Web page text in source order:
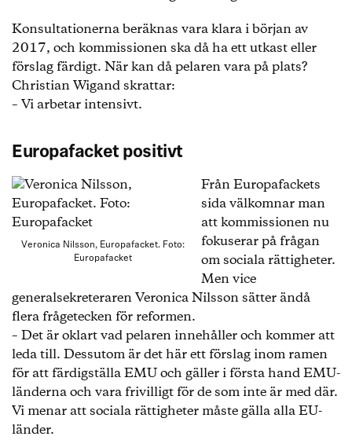
Konsultationerna beräknas vara klara i början av
2017, och kommissionen ska då ha ett utkast eller
förslag färdigt. När kan då pelaren vara på plats?
Christian Wigand skrattar:
– Vi arbetar intensivt.
Europafacket positivt
Veronica Nilsson, Europafacket. Foto:
Europafacket
Från Europafackets
sida välkomnar man
att kommissionen nu
fokuserar på frågan
om sociala rättigheter.
Men vice
generalsekreteraren Veronica Nilsson sätter ändå
flera frågetecken för reformen.
– Det är oklart vad pelaren innehåller och kommer att
leda till. Dessutom är det här ett förslag inom ramen
för att färdigställa EMU och gäller i första hand EMU-
länderna och vara frivilligt för de som inte är med där.
Vi menar att sociala rättigheter måste gälla alla EU-
länder.